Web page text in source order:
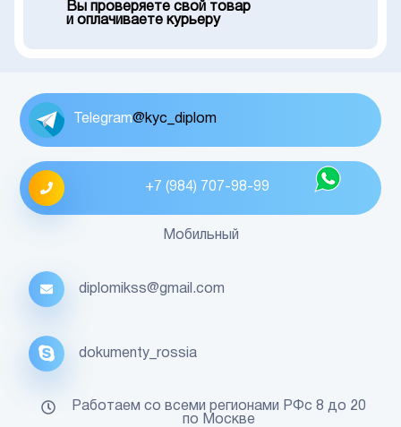
Вы проверяете свой товар
и оплачиваете курьеру
Telegram@kyc_diplom
+7 (984) 707-98-99
Мобильный
diplomikss@gmail.com
dokumenty_rossia
Работаем со всеми регионами РФс 8 до 20
по Москве